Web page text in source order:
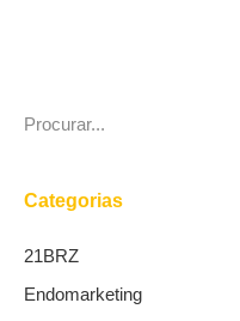
for:
Categorias
21BRZ
Endomarketing